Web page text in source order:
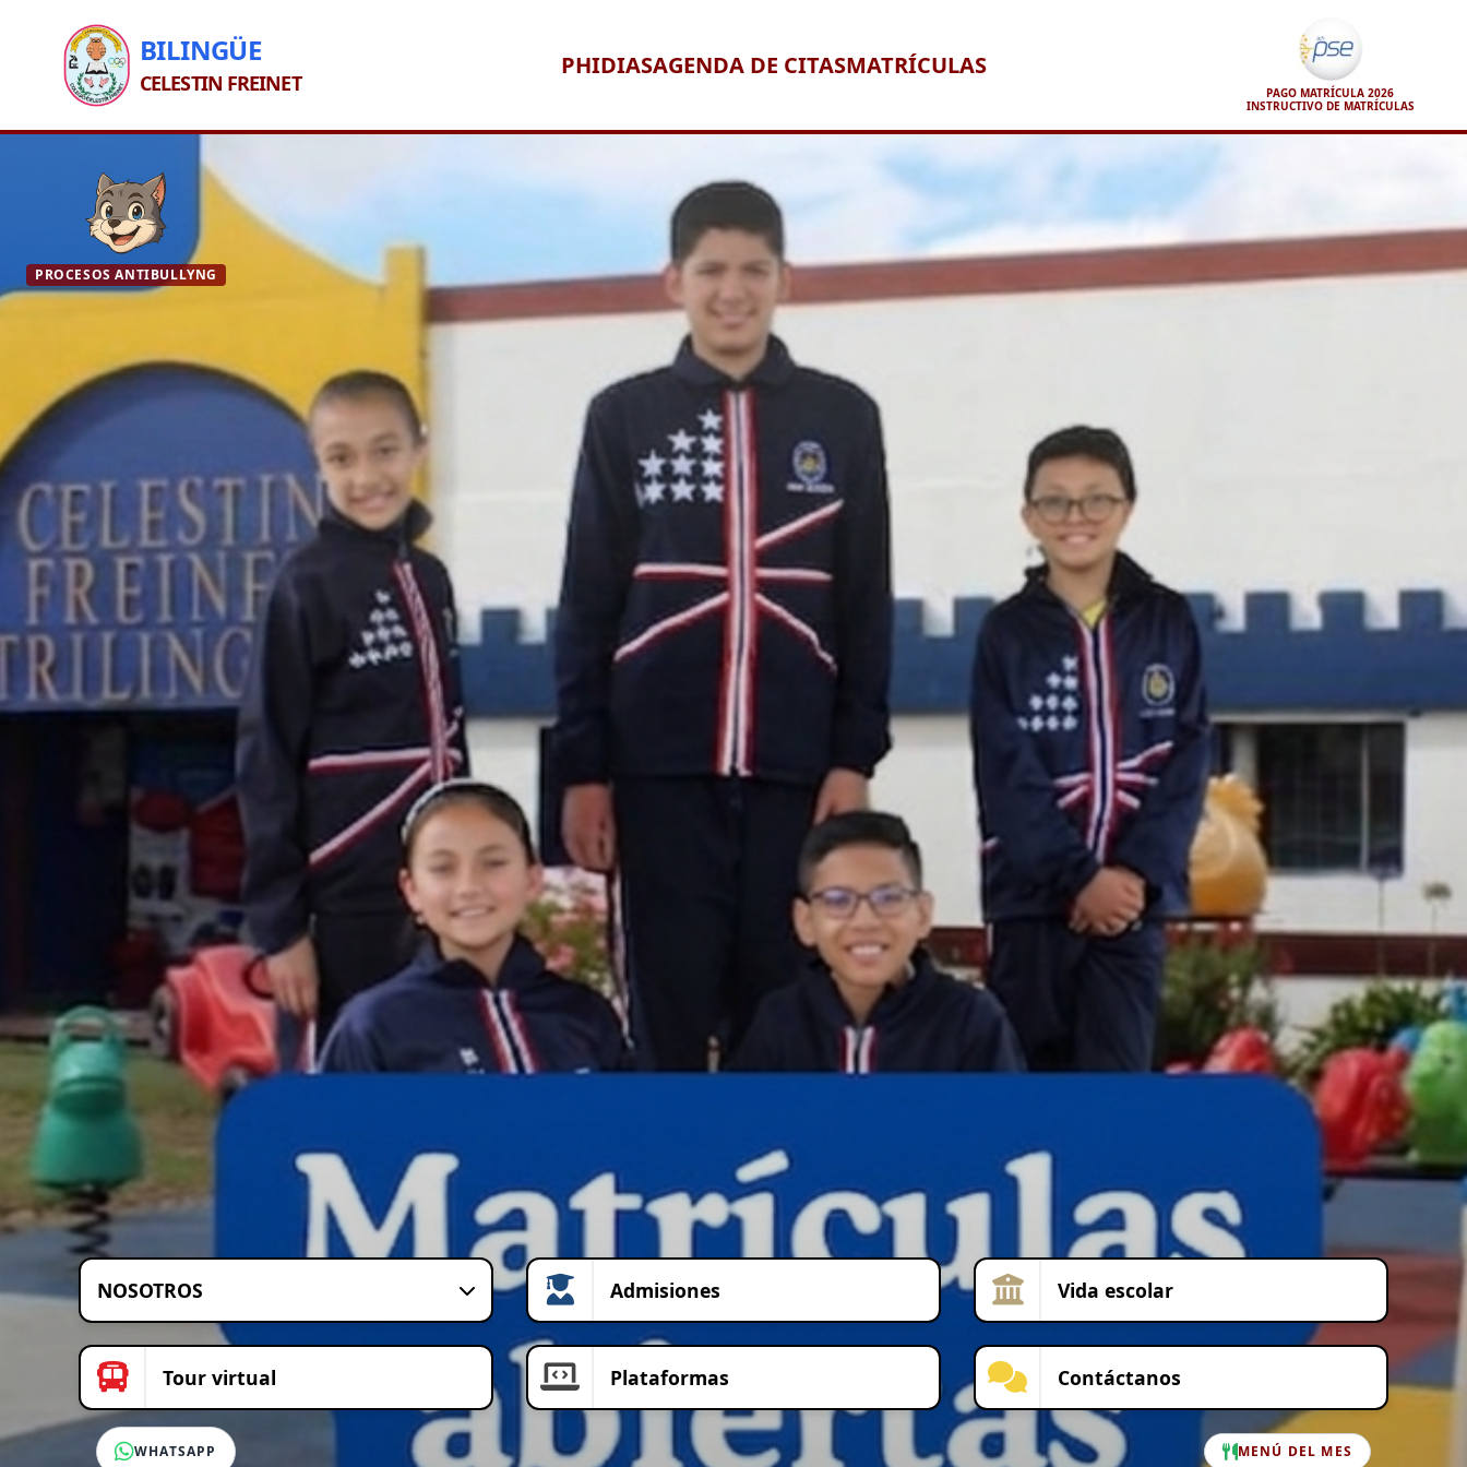
BILINGÜE
CELESTIN FREINET
PHIDIASAGENDA DE CITASMATRÍCULAS
PAGO MATRÍCULA 2026
INSTRUCTIVO DE MATRÍCULAS
PROCESOS ANTIBULLYNG
NOSOTROS Admisiones Vida escolar
Tour virtual Plataformas Contáctanos
WHATSAPP MENÚ DEL MES